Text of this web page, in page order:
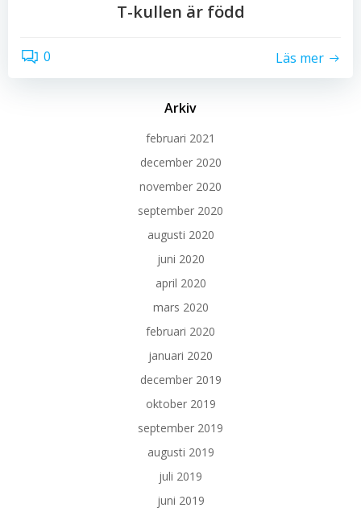
T-kullen är född
0 Läs mer
Arkiv
februari 2021
december 2020
november 2020
september 2020
augusti 2020
juni 2020
april 2020
mars 2020
februari 2020
januari 2020
december 2019
oktober 2019
september 2019
augusti 2019
juli 2019
juni 2019